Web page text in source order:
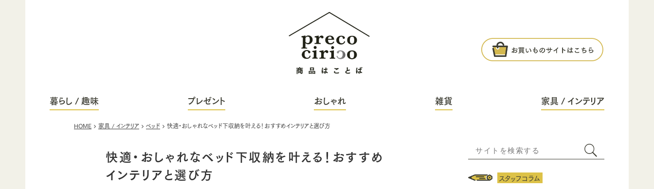
暮らし / 趣味 プレゼント おしゃれ 雑貨 家具 / インテリア
HOME 家具 / インテリア ベッド 快適・おしゃれなベッド下収納を叶える！おすすめインテリアと選び方
快適・おしゃれなベッド下収納を叶える！おすすめ
インテリアと選び方
スタッフコラム